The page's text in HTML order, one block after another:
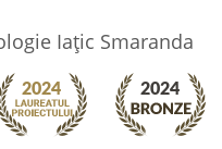
Iațic Smaranda